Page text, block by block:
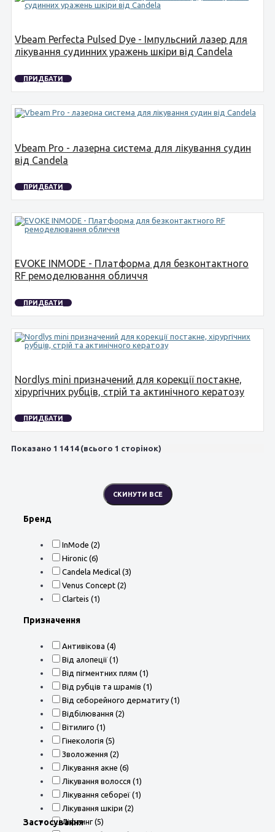
Бренд
InMode ‏ (2)
Hironic ‏ (6)
Candela Medical ‏ (3)
Venus Concept ‏ (2)
Clarteis ‏ (1)
Призначення
Антивікова ‏ (4)
Від алопеції ‏ (1)
Від пігментних плям ‏ (1)
Від рубців та шрамів ‏ (1)
Від себорейного дерматиту ‏ (1)
Відбілювання ‏ (2)
Вітилиго ‏ (1)
Гінекологія ‏ (5)
Зволоження ‏ (2)
Лікування акне ‏ (6)
Лікування волосся ‏ (1)
Лікування себореї ‏ (1)
Лікування шкіри ‏ (2)
Ліфтинг ‏ (5)
Застосування
Vbeam Perfecta Pulsed Dye - Імпульсний лазер для
лікування судинних уражень шкіри від Candela
ПРИДБАТИ
Vbeam Pro - лазерна система для лікування судин
від Candela
ПРИДБАТИ
EVOKE INMODE - Платформа для безконтактного
RF ремоделювання обличчя
ПРИДБАТИ
Nordlys mini призначений для корекції постакне,
хірургічних рубців, стрій та актинічного кератозу
ПРИДБАТИ
Показано 1 14 14 (всього 1 сторінок)